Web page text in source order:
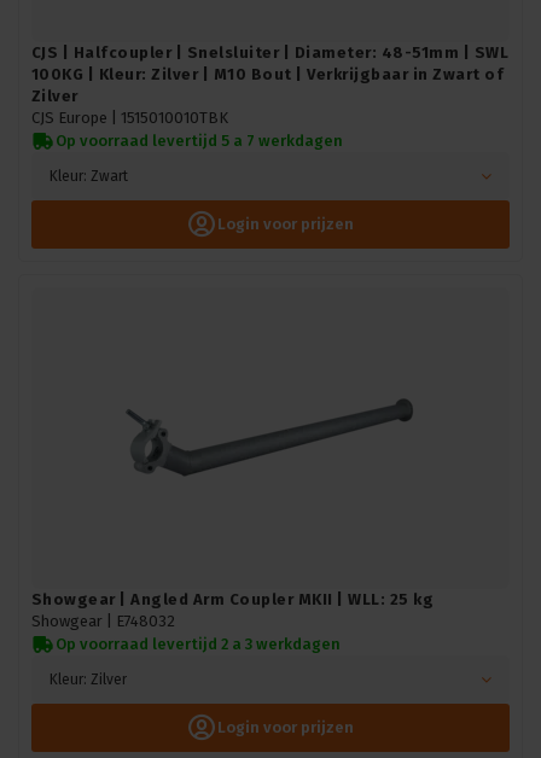
CJS | Halfcoupler | Snelsluiter | Diameter: 48-51mm | SWL
100KG | Kleur: Zilver | M10 Bout | Verkrijgbaar in Zwart of
Zilver
CJS Europe | 1515010010TBK
Op voorraad levertijd 5 a 7 werkdagen
Kleur: Zwart
Login voor prijzen
Showgear | Angled Arm Coupler MKII | WLL: 25 kg
Showgear |
E748032
Op voorraad levertijd 2 a 3 werkdagen
Kleur: Zilver
Login voor prijzen